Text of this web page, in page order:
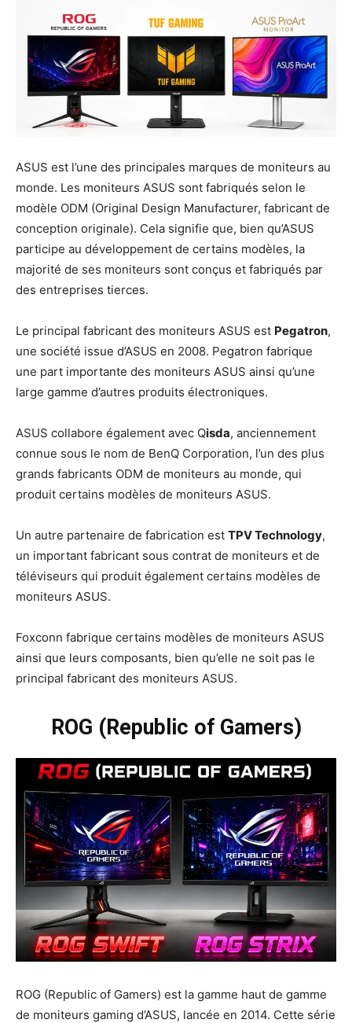
ASUS est l’une des principales marques de moniteurs au
monde. Les moniteurs ASUS sont fabriqués selon le
modèle ODM (Original Design Manufacturer, fabricant de
conception originale). Cela signifie que, bien qu’ASUS
participe au développement de certains modèles, la
majorité de ses moniteurs sont conçus et fabriqués par
des entreprises tierces.
Le principal fabricant des moniteurs ASUS est Pegatron,
une société issue d’ASUS en 2008. Pegatron fabrique
une part importante des moniteurs ASUS ainsi qu’une
large gamme d’autres produits électroniques.
ASUS collabore également avec Qisda, anciennement
connue sous le nom de BenQ Corporation, l’un des plus
grands fabricants ODM de moniteurs au monde, qui
produit certains modèles de moniteurs ASUS.
Un autre partenaire de fabrication est TPV Technology,
un important fabricant sous contrat de moniteurs et de
téléviseurs qui produit également certains modèles de
moniteurs ASUS.
Foxconn fabrique certains modèles de moniteurs ASUS
ainsi que leurs composants, bien qu’elle ne soit pas le
principal fabricant des moniteurs ASUS.
ROG (Republic of Gamers)
ROG (Republic of Gamers) est la gamme haut de gamme
de moniteurs gaming d’ASUS, lancée en 2014. Cette série